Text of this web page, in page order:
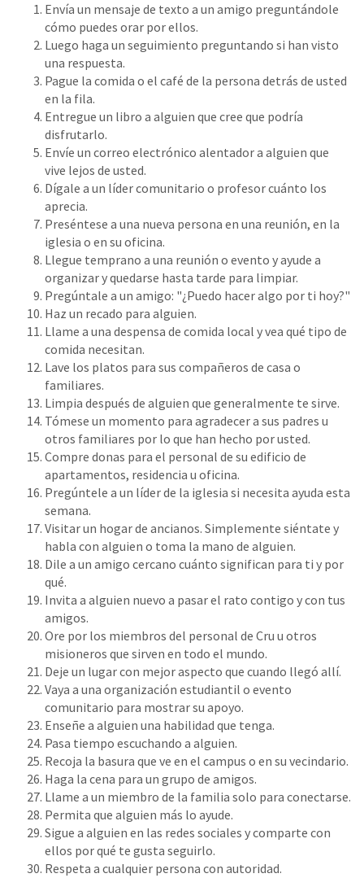
Envía un mensaje de texto a un amigo preguntándole
cómo puedes orar por ellos.
Luego haga un seguimiento preguntando si han visto
una respuesta.
Pague la comida o el café de la persona detrás de usted
en la fila.
Entregue un libro a alguien que cree que podría
disfrutarlo.
Envíe un correo electrónico alentador a alguien que
vive lejos de usted.
Dígale a un líder comunitario o profesor cuánto los
aprecia.
Preséntese a una nueva persona en una reunión, en la
iglesia o en su oficina.
Llegue temprano a una reunión o evento y ayude a
organizar y quedarse hasta tarde para limpiar.
Pregúntale a un amigo: "¿Puedo hacer algo por ti hoy?"
Haz un recado para alguien.
Llame a una despensa de comida local y vea qué tipo de
comida necesitan.
Lave los platos para sus compañeros de casa o
familiares.
Limpia después de alguien que generalmente te sirve.
Tómese un momento para agradecer a sus padres u
otros familiares por lo que han hecho por usted.
Compre donas para el personal de su edificio de
apartamentos, residencia u oficina.
Pregúntele a un líder de la iglesia si necesita ayuda esta
semana.
Visitar un hogar de ancianos. Simplemente siéntate y
habla con alguien o toma la mano de alguien.
Dile a un amigo cercano cuánto significan para ti y por
qué.
Invita a alguien nuevo a pasar el rato contigo y con tus
amigos.
Ore por los miembros del personal de Cru u otros
misioneros que sirven en todo el mundo.
Deje un lugar con mejor aspecto que cuando llegó allí.
Vaya a una organización estudiantil o evento
comunitario para mostrar su apoyo.
Enseñe a alguien una habilidad que tenga.
Pasa tiempo escuchando a alguien.
Recoja la basura que ve en el campus o en su vecindario.
Haga la cena para un grupo de amigos.
Llame a un miembro de la familia solo para conectarse.
Permita que alguien más lo ayude.
Sigue a alguien en las redes sociales y comparte con
ellos por qué te gusta seguirlo.
Respeta a cualquier persona con autoridad.